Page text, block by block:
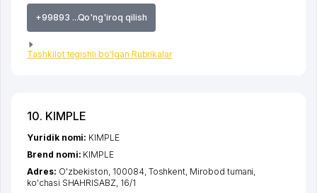
+99893 ...Qo'ng'iroq qilish
Tashkilot tegishli bo'lgan Rubrikalar
10. KIMPLE
Yuridik nomi: KIMPLE
Brend nomi: KIMPLE
Adres: O'zbekiston, 100084, Toshkent Mirobod tumani
ko'chasi SHAHRISABZ , 16/1